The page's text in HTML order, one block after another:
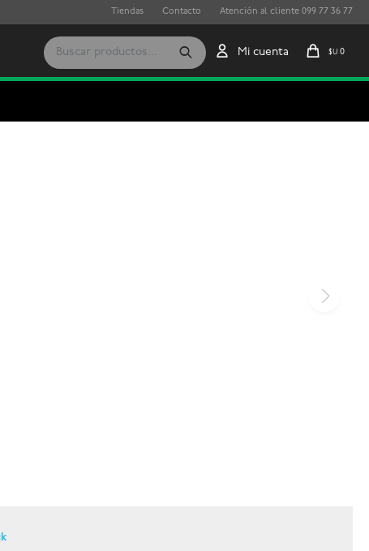
$U 0
Tiendas Contacto Atención al cliente 099 77 36 77